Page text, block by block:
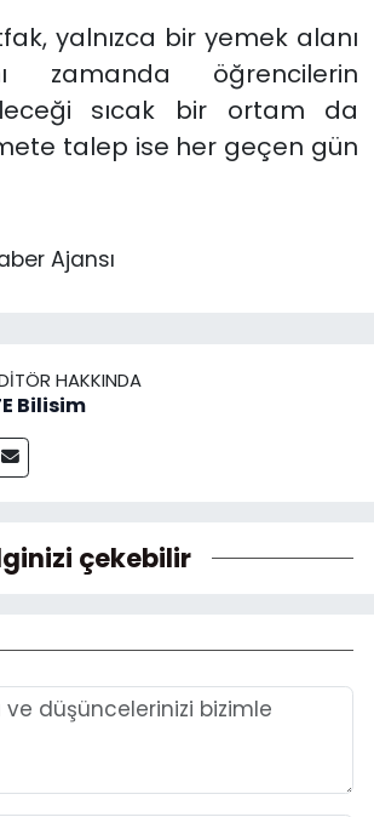
yalnızca bir yemek alanı
zamanda öğrencilerin
sıcak bir ortam da
talep ise her geçen gün
Ajansı
HAKKINDA
Bilisim
çekebilir